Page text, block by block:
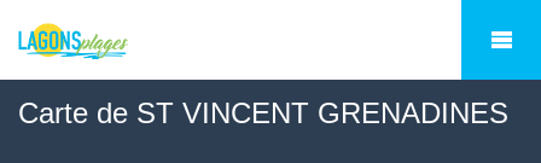
Carte de ST VINCENT GRENADINES